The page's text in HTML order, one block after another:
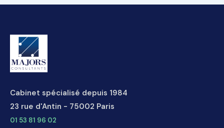
Cabinet spécialisé depuis 1984
23 rue d'Antin - 75002 Paris
01 53 81 96 02